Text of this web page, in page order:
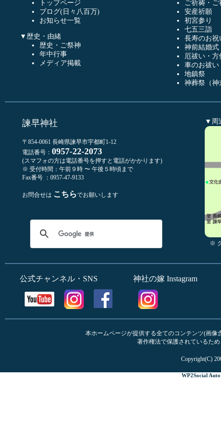
トップページ
ブログ(日々八百万)
お知らせ一覧
▼歴史・由緒
歴史・ご祭神
年中行事
メディア掲載
ご祈祷・
安産祈願
初宮参り
七五三詣
長寿のお祝
神前結婚式
厄祓い・方
車のお祓い
地鎮祭
神葬祭（神
諫早神社
〒854-0061 長崎県諫早市宇都町1-12
電話番号： 0957-22-2073
(スマフォの方は電話番号を押すと電話がかかります)
※ 受付時間：午前９時 〜 午後５時頃まで
Fax番号 ：0957-47-9133
お問合せは こちらでお願いします
▼周
※
公式チャンネル・SNS 神社の嫁 Instagram
本ホームページが提供する全てのコンテンツ(画
著作権法で保護されているた
Copyright(C)
WP2Social